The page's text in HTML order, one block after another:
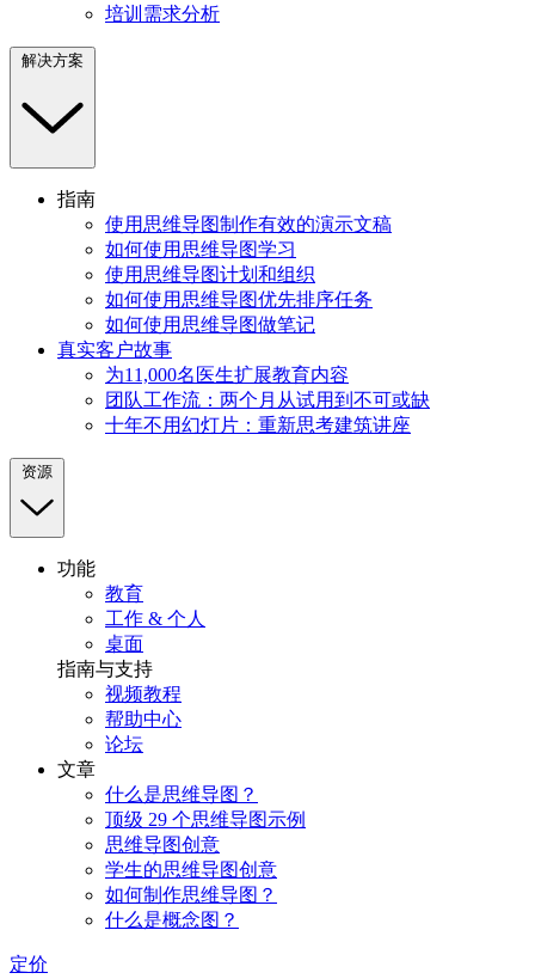
培训需求分析
解决方案
指南
使用思维导图制作有效的演示文稿
如何使用思维导图学习
使用思维导图计划和组织
如何使用思维导图优先排序任务
如何使用思维导图做笔记
真实客户故事
为11,000名医生扩展教育内容
团队工作流：两个月从试用到不可或缺
十年不用幻灯片：重新思考建筑讲座
资源
功能
教育
工作 & 个人
桌面
指南与支持
视频教程
帮助中心
论坛
文章
什么是思维导图？
顶级 29 个思维导图示例
思维导图创意
学生的思维导图创意
如何制作思维导图？
什么是概念图？
定价